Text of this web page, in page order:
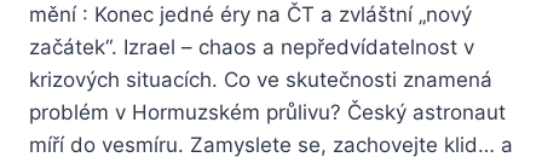
mění : Konec jedné éry na ČT a zvláštní „nový
začátek“. Izrael – chaos a nepředvídatelnost v
krizových situacích. Co ve skutečnosti znamená
problém v Hormuzském průlivu? Český astronaut
míří do vesmíru. Zamyslete se, zachovejte klid… a